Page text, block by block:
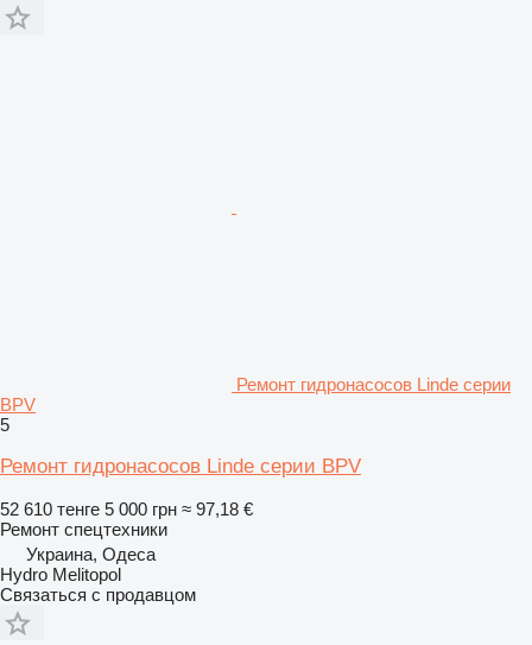
Ремонт гидронасосов Linde серии
BPV
5
Ремонт гидронасосов Linde серии BPV
52 610 тенге 5 000 грн ≈ 97,18 €
Ремонт спецтехники
Украина, Одеса
Hydro Melitopol
Связаться с продавцом